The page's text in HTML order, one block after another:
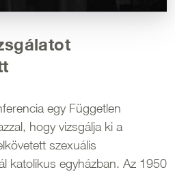
egy Független
hogy vizsgálja ki a
szexuális
katolikus egyházban. Az 1950